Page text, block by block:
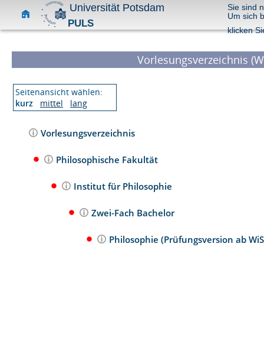
Universität Potsdam
PULS
Sie sind
Um sich
klicken
Vorlesungsverzeichnis
Seitenansicht wählen:
kurz
mittel lang
Vorlesungsverzeichnis
Philosophische Fakultät
Institut für Philosophie
Zwei-Fach Bachelor
Philosophie (Prüfungsversion ab